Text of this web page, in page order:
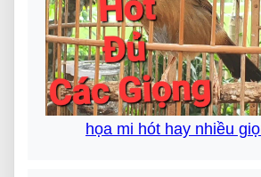
họa mi hót hay nhiều